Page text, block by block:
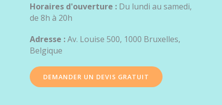
Horaires d'ouverture : Du lundi au samedi,
de 8h à 20h
Adresse :Av. Louise 500, 1000 Bruxelles,
Belgique
DEMANDER UN DEVIS GRATUIT